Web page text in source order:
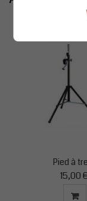
Pied à
15,00